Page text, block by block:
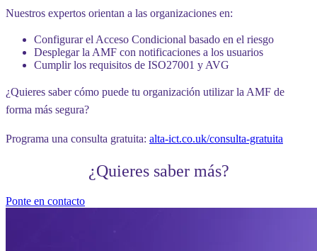
Nuestros expertos orientan a las organizaciones en:
Configurar el Acceso Condicional basado en el riesgo
Desplegar la AMF con notificaciones a los usuarios
Cumplir los requisitos de ISO27001 y AVG
¿Quieres saber cómo puede tu organización utilizar la AMF de
forma más segura?
Programa una consulta gratuita: alta-ict.co.uk/consulta-gratuita
¿Quieres saber más?
Ponte en contacto